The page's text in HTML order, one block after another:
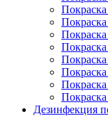
Покраска
Покраска
Дезинфекция